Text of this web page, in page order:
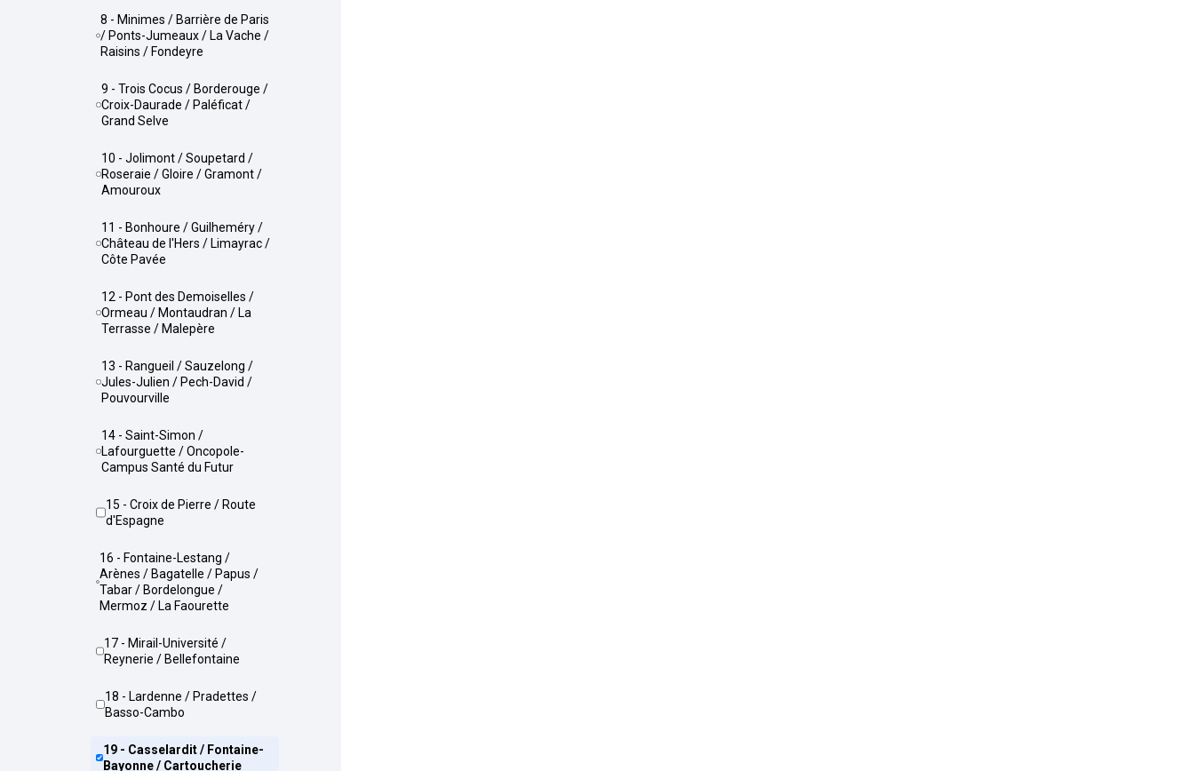
8 - Minimes / Barrière de Paris
/ Ponts-Jumeaux / La Vache /
Raisins / Fondeyre
9 - Trois Cocus / Borderouge /
Croix-Daurade / Paléficat /
Grand Selve
10 - Jolimont / Soupetard /
Roseraie / Gloire / Gramont /
Amouroux
11 - Bonhoure / Guilheméry /
Château de l'Hers / Limayrac /
Côte Pavée
12 - Pont des Demoiselles /
Ormeau / Montaudran / La
Terrasse / Malepère
13 - Rangueil / Sauzelong /
Jules-Julien / Pech-David /
Pouvourville
14 - Saint-Simon /
Lafourguette / Oncopole-
Campus Santé du Futur
15 - Croix de Pierre / Route
d'Espagne
16 - Fontaine-Lestang /
Arènes / Bagatelle / Papus /
Tabar / Bordelongue /
Mermoz / La Faourette
17 - Mirail-Université /
Reynerie / Bellefontaine
18 - Lardenne / Pradettes /
Basso-Cambo
19 - Casselardit / Fontaine-
Bayonne / Cartoucherie